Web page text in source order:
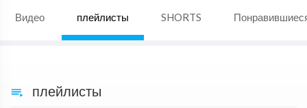
Видео плейлисты SHORTS
плейлисты